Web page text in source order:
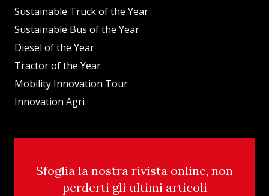
Sustainable Truck of the Year
Sustainable Bus of the Year
Diesel of the Year
Tractor of the Year
Mobility Innovation Tour
Innovation Agri
Sfoglia la nostra rivista online, non
perderti gli ultimi articoli